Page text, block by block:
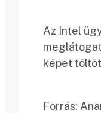
Az Intel
képet
Forrás: